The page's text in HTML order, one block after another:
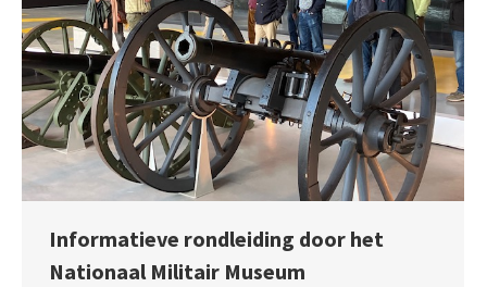
Informatieve rondleiding door het
Nationaal Militair Museum